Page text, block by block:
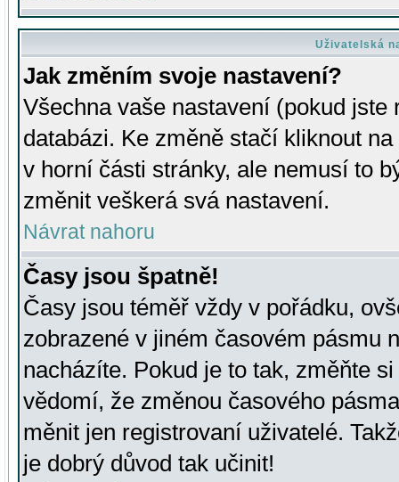
Uživatelská
Jak změním svoje nastavení?
Všechna vaše nastavení (pokud
databázi. Ke změně stačí kliknout
v horní části stránky, ale nemusí to
změnit veškerá svá nastavení.
Návrat nahoru
Časy jsou špatně!
Časy jsou téměř vždy v pořádku,
zobrazené v jiném časovém pásmu
nacházíte. Pokud je to tak, změňte
vědomí, že změnou časového
měnit jen registrovaní uživatelé.
je dobrý důvod tak učinit!